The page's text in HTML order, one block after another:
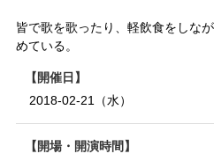
皆で歌を歌ったり、軽飲食をしな
めている。
開催日
2018-02-21（水）
開場・開演時間